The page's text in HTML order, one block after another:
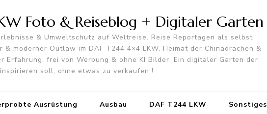
Foto & Reiseblog + Digitaler Garten
& Umweltschutz auf Weltreise. Reise Reportagen als selbst
moderner Outlaw im DAF T244 4×4 LKW. Heimat der Chinadrachen &
Erfahrung, frei von Werbung & ohne KI Bilder. Ein digitaler Garten der
inspirieren soll, ohne etwas zu verkaufen !
Ausrüstung Ausbau DAF T244 LKW Sonstiges